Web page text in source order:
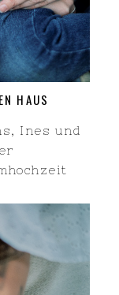
HAUS
Ines und